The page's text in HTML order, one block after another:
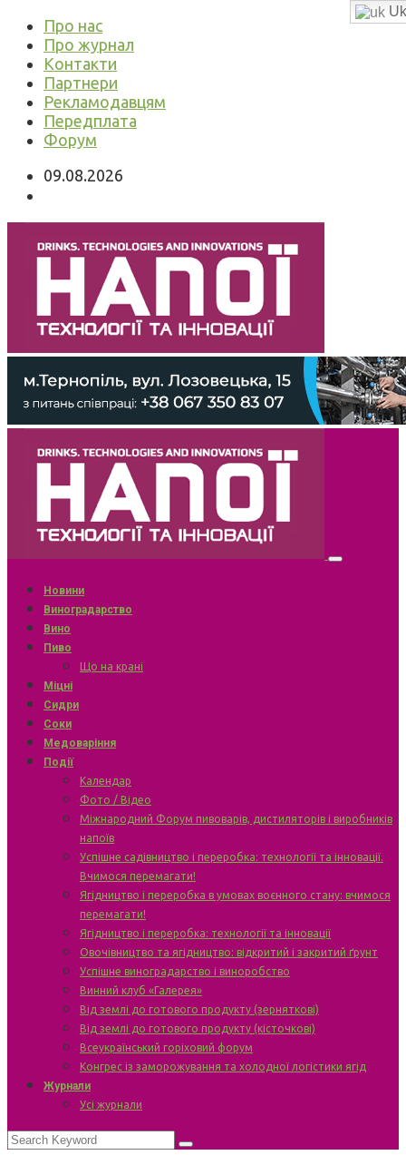
Про нас
Про журнал
Контакти
Партнери
Рекламодавцям
Передплата
Форум
09.08.2026
Новини
Виноградарство
Вино
Пиво
Що на крані
Міцні
Сидри
Соки
Медоваріння
Події
Календар
Фото / Відео
Міжнародний Форум пивоварів, дистиляторів і виробників
напоїв
Успішне садівництво і переробка: технології та інновації.
Вчимося перемагати!
Ягідництво і переробка в умовах воєнного стану: вчимося
перемагати!
Ягідництво і переробка: технології та інновації
Овочівництво та ягідництво: відкритий і закритий ґрунт
Успішне виноградарство і виноробство
Винний клуб «Галерея»
Від землі до готового продукту (зерняткові)
Від землі до готового продукту (кісточкові)
Всеукраїнський горіховий форум
Конгрес із заморожування та холодної логістики ягід
Журнали
Усі журнали